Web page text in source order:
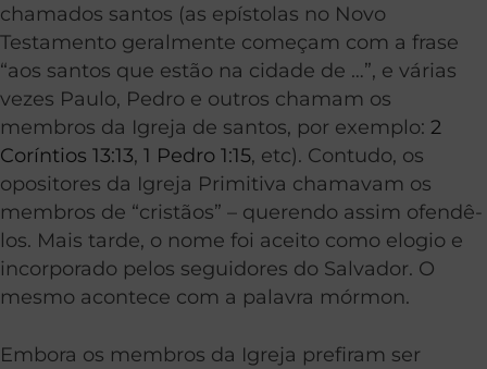
chamados santos (as epístolas no Novo
Testamento geralmente começam com a frase
“aos santos que estão na cidade de …”, e várias
vezes Paulo, Pedro e outros chamam os
membros da Igreja de santos, por exemplo: 2
Coríntios 13:13, 1 Pedro 1:15, etc). Contudo, os
opositores da Igreja Primitiva chamavam os
membros de “cristãos” – querendo assim ofendê-
los. Mais tarde, o nome foi aceito como elogio e
incorporado pelos seguidores do Salvador. O
mesmo acontece com a palavra mórmon.
Embora os membros da Igreja prefiram ser